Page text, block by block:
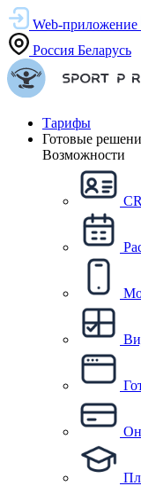
Web-приложение
Россия Беларусь
Тарифы
Готовые
Возможности